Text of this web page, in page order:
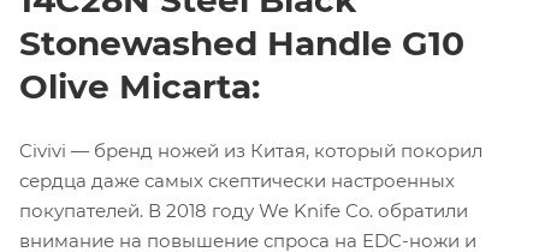
Stonewashed Handle G10
Olive Micarta:
Civivi — бренд ножей из Китая, который покорил
сердца даже самых скептически настроенных
покупателей. В 2018 году We Knife Co. обратили
внимание на повышение спроса на EDC-ножи и